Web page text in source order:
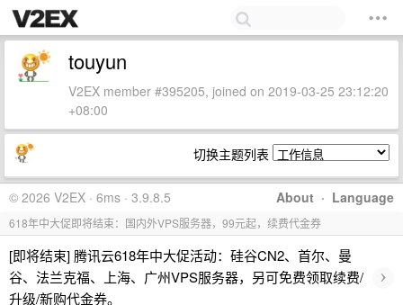
touyun
V2EX member #395205, joined on 2019-03-25 23:12:20
+08:00
切换主题列表
About · Language
© 2026 V2EX · 6ms · 3.9.8.5
618年中大促即将结束：国内外VPS服务器，99元起，续费代金券
[即将结束] 腾讯云618年中大促活动：硅谷CN2、首尔、曼
谷、法兰克福、上海、广州VPS服务器，另可免费领取续费/
升级/新购代金券。
›